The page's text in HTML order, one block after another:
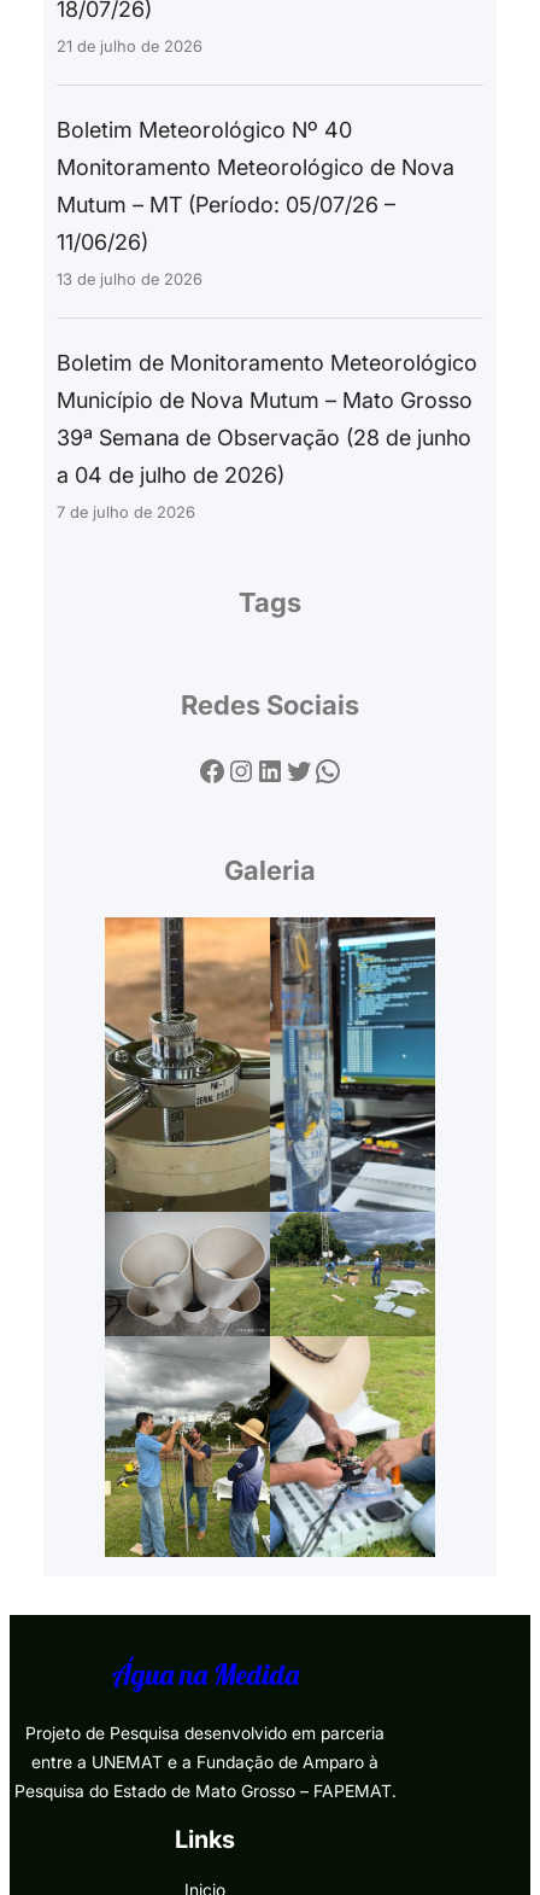
18/07/26)
21 de julho de 2026
Boletim Meteorológico Nº 40
Monitoramento Meteorológico de Nova
Mutum – MT (Período: 05/07/26 –
11/06/26)
13 de julho de 2026
Boletim de Monitoramento Meteorológico
Município de Nova Mutum – Mato Grosso
39ª Semana de Observação (28 de junho
a 04 de julho de 2026)
7 de julho de 2026
Tags
Redes Sociais
Facebook Instagram LinkedIn Twitter WhatsApp
Galeria
Água na Medida
Projeto de Pesquisa desenvolvido em parceria
entre a UNEMAT e a Fundação de Amparo à
Pesquisa do Estado de Mato Grosso – FAPEMAT.
Links
Inicio